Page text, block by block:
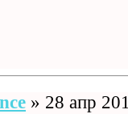
» 28 апр